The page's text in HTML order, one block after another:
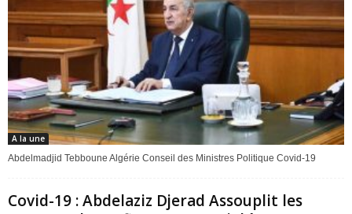
A la une
Abdelmadjid Tebboune Algérie Conseil des Ministres Politique Covid-19
Covid-19 : Abdelaziz Djerad Assouplit les